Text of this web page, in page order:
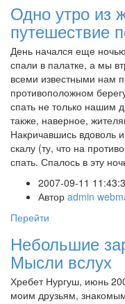
Одно утро из
путешествие
День начался еще
спали в палатке, а мы
всеми известными нам
противоположном
спать не только нашим
также, наверное,
Накричавшись вдоволь
скалу (ту, что на
спать. Спалось в эту
2007-09-11
Автор admin
Перейти
Небольшие
Мысли вслух
Хребет Нургуш, июнь
моим друзьям,